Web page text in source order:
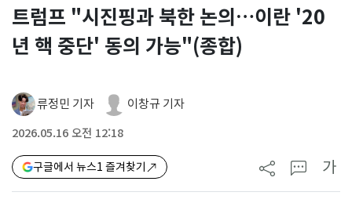
트럼프 "시진핑과 북한 논의…이란 '20
년 핵 중단' 동의 가능"(종합)
류정민 기자 이창규 기자
2026.05.16 오전 12:18
구글에서 뉴스1 즐겨찾기 가